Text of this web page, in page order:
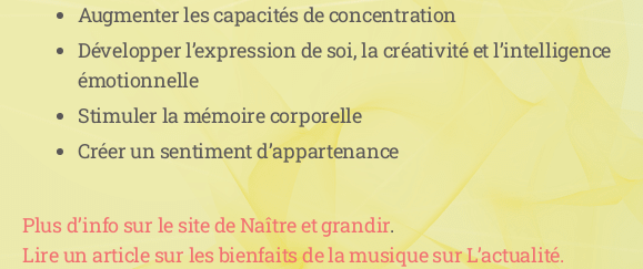
Augmenter les capacités de concentration
Développer l’expression de soi, la créativité et l’intelligence
émotionnelle
Stimuler la mémoire corporelle
Créer un sentiment d’appartenance
Plus d’info sur le site de Naître et grandir.
Lire un article sur les bienfaits de la musique sur L’actualité.